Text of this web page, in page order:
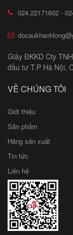
024.22171602 -
Giấy ĐKKD Cty
đầu tư T.P Hà Nội,
VỀ CHÚNG TÔI
Giới thiệu
Sản phẩm
Hãng sản xuất
Tin tức
Liên hệ